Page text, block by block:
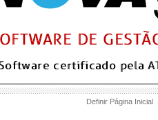
Definir Página Inicial